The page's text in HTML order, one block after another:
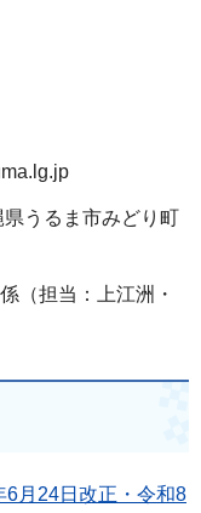
うるま市みどり町
：上江洲・
月24日改正・令和8